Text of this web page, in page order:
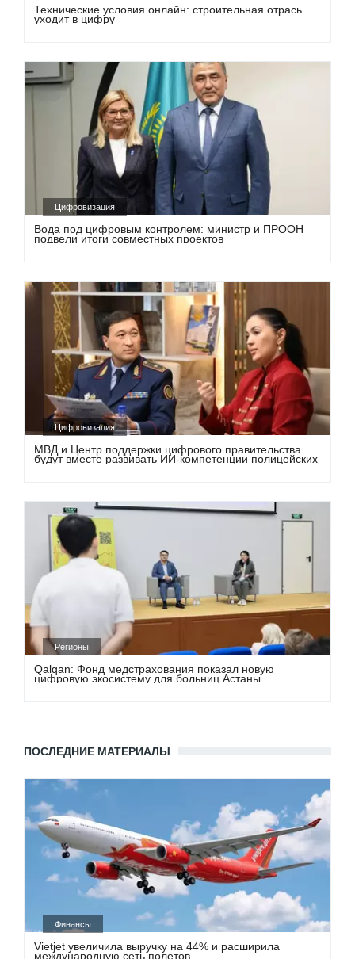
Технические условия онлайн: строительная отрась
уходит в цифру
Цифровизация
Вода под цифровым контролем: министр и ПРООН
подвели итоги совместных проектов
Цифровизация
МВД и Центр поддержки цифрового правительства
будут вместе развивать ИИ-компетенции полицейских
Регионы
Qalqan: Фонд медстрахования показал новую
цифровую экосистему для больниц Астаны
ПОСЛЕДНИЕ МАТЕРИАЛЫ
Финансы
Vietjet увеличила выручку на 44% и расширила
международную сеть полетов